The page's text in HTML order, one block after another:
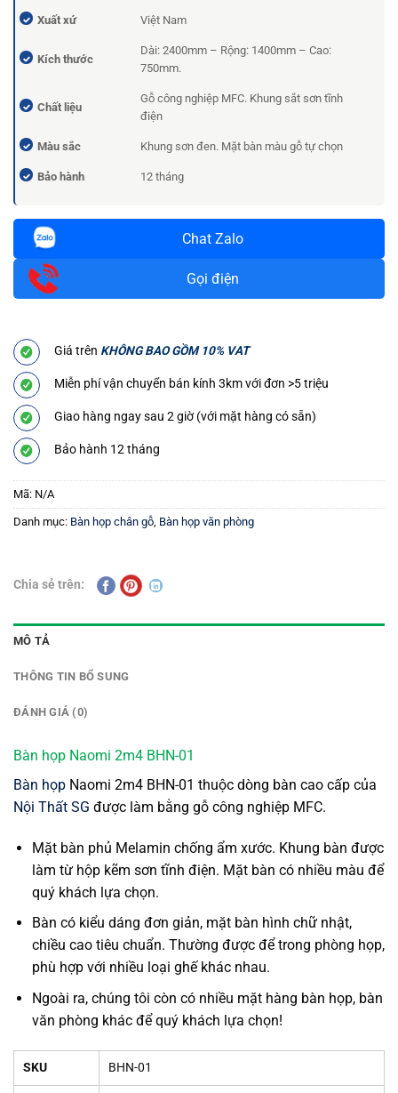
Xuất xứ Việt Nam
Kích thước
Dài: 2400mm – Rộng: 1400mm – Cao:
750mm.
Chất liệu
Gỗ công nghiệp MFC. Khung sắt sơn tĩnh
điện
Màu sắc Khung sơn đen. Mặt bàn màu gỗ tự chọn
Bảo hành 12 tháng
Chat Zalo
Gọi điện
Giá trên KHÔNG BAO GỒM 10% VAT
Miễn phí vận chuyển bán kính 3km với đơn >5 triệu
Giao hàng ngay sau 2 giờ (với mặt hàng có sẵn)
Bảo hành 12 tháng
Mã: N/A
Danh mục: Bàn họp chân gỗ Bàn họp văn phòng
Chia sẻ trên:
MÔ TẢ
THÔNG TIN BỔ SUNG
ĐÁNH GIÁ (0)
Bàn họp Naomi 2m4 BHN-01
Bàn họp Naomi 2m4 BHN-01 thuộc dòng bàn cao cấp của
Nội Thất SG được làm bằng gỗ công nghiệp MFC.
Mặt bàn phủ Melamin chống ẩm xước. Khung bàn được
làm từ hộp kẽm sơn tĩnh điện. Mặt bàn có nhiều màu để
quý khách lựa chọn.
Bàn có kiểu dáng đơn giản, mặt bàn hình chữ nhật,
chiều cao tiêu chuẩn. Thường được để trong phòng họp,
phù hợp với nhiều loại ghế khác nhau.
Ngoài ra, chúng tôi còn có nhiều mặt hàng bàn họp, bàn
văn phòng khác để quý khách lựa chọn!
SKU BHN-01